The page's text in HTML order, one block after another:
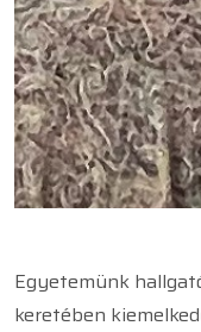
Egyetemünk
keretében